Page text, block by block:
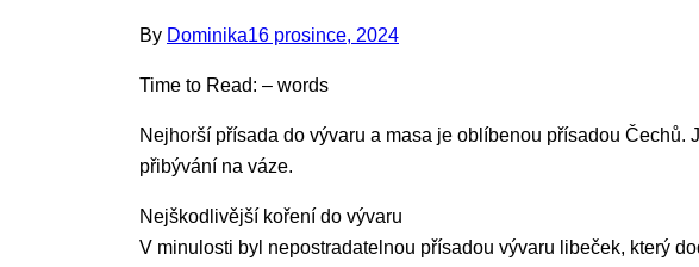
By DominikaPosted
16 prosince, 2024
Time to Read: – words
Nejhorší přísada do vývaru a masa je oblíbenou přísadou
přibývání na váze.
Nejškodlivější koření do vývaru
V minulosti byl nepostradatelnou přísadou vývaru libeček, který